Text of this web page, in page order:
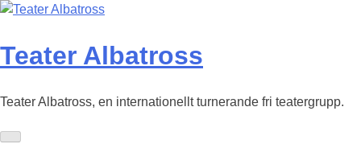
Skip
content
Teater Albatross
Teater Albatross, en internationellt turnerande fri teatergrupp.